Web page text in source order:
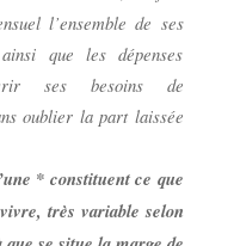
l’ensemble de ses
que les dépenses
ses besoins de
oublier la part laissée
* constituent ce que
très variable selon